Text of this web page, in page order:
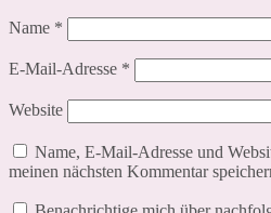
Name *
E-Mail-Adresse *
Website
Name, E-Mail-Adresse und
meinen nächsten Kommentar